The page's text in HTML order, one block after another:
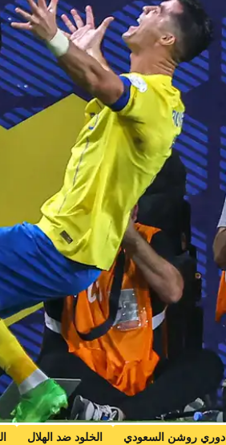
دوري روشن السعودي الخلود ضد الهلال